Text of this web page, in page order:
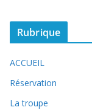
Rubrique
ACCUEIL
Réservation
La troupe